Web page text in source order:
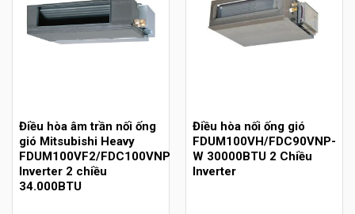
Điều hòa âm trần nối ống
gió Mitsubishi Heavy
FDUM100VF2/FDC100VNP
Inverter 2 chiều
34.000BTU
Điều hòa nối ống gió
FDUM100VH/FDC90VNP-
W 30000BTU 2 Chiều
Inverter